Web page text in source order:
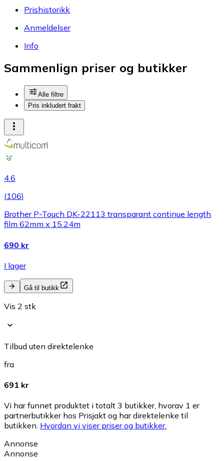
Prishistorikk
Anmeldelser
Info
Sammenlign priser og butikker
Alle filtre
Pris inkludert frakt
4.6
(106)
Brother P-Touch DK-22113 transparant continue length
film 62mm x 15.24m
690 kr
I lager
Gå til butikk
Vis 2 stk
Tilbud uten direktelenke
fra
691 kr
Vi har funnet produktet i totalt 3 butikker, hvorav 1 er
partnerbutikker hos Prisjakt og har direktelenke til
butikken. Hvordan vi viser priser og butikker.
Annonse
Annonse